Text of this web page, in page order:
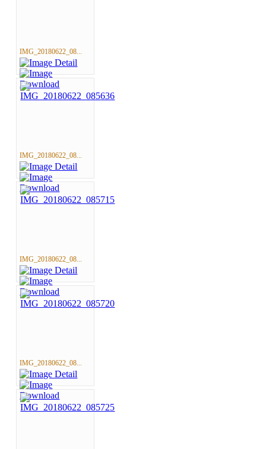
IMG_20180622_08...
IMG_20180622_08...
IMG_20180622_08...
IMG_20180622_08...